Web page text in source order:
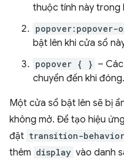
thuộc tính này trong
bật lên khi cửa sổ
popover { } –
chuyển đến khi đóng.
Một cửa sổ bật lên sẽ bị
không mở. Để tạo hiệu
đặt transition-
thêm display vào danh